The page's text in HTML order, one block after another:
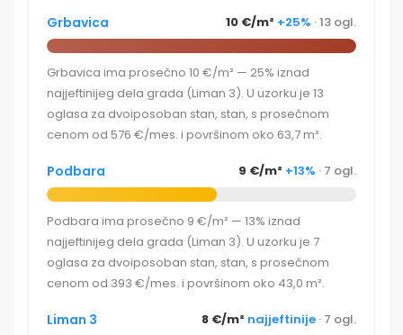
Grbavica 10 €/m² +25% · 13 ogl.
Grbavica ima prosečno 10 €/m² — 25% iznad
najjeftinijeg dela grada (Liman 3). U uzorku je 13
oglasa za dvoiposoban stan, stan, s prosečnom
cenom od 576 €/mes. i površinom oko 63,7 m².
Podbara 9 €/m² +13% · 7 ogl.
Podbara ima prosečno 9 €/m² — 13% iznad
najjeftinijeg dela grada (Liman 3). U uzorku je 7
oglasa za dvoiposoban stan, stan, s prosečnom
cenom od 393 €/mes. i površinom oko 43,0 m².
Liman 3 8 €/m² najjeftinije · 7 ogl.